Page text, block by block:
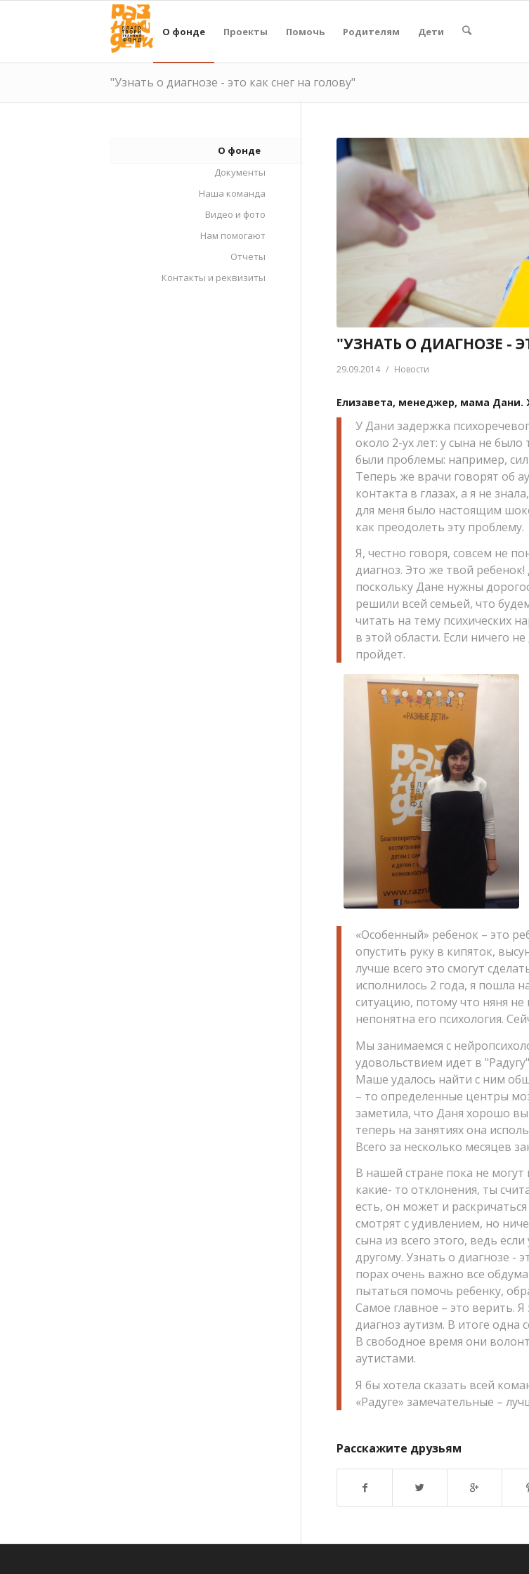
О фонде Проекты Помочь Родителям Дети
"Узнать о диагнозе - это как снег на голову"
О фонде
Документы
Наша команда
Видео и фото
Нам помогают
Отчеты
Контакты и реквизиты
"УЗНАТЬ О ДИАГНОЗЕ -
29.09.2014 / Новости
Елизавета, менеджер, мама Дани.
У Дани задержка
около 2-ух лет: у сына не было
были проблемы: например,
Теперь же врачи говорят об
контакта в глазах, а я не
для меня было настоящим
как преодолеть эту проблему.
Я, честно говоря, совсем не
диагноз. Это же твой
поскольку Дане нужны
решили всей семьей, что
читать на тему психических
в этой области. Если ничего
пройдет.
«Особенный» ребенок – это
опустить руку в кипяток,
лучше всего это смогут
исполнилось 2 года, я пошла
ситуацию, потому что няня
непонятна его психология.
Мы занимаемся с
удовольствием идет в
Маше удалось найти с ним
– то определенные центры
заметила, что Даня хорошо
теперь на занятиях она
Всего за несколько месяцев
В нашей стране пока не
какие- то отклонения, ты
есть, он может и
смотрят с удивлением, но
сына из всего этого, ведь
другому. Узнать о диагнозе -
порах очень важно все
пытаться помочь ребенку,
Самое главное – это верить.
диагноз аутизм. В итоге одна
В свободное время они
аутистами.
Я бы хотела сказать всей
«Радуге» замечательные –
Расскажите друзьям